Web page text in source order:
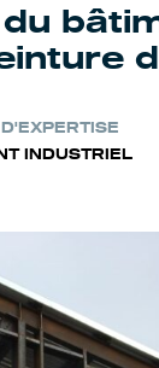
INDUSTRIEL